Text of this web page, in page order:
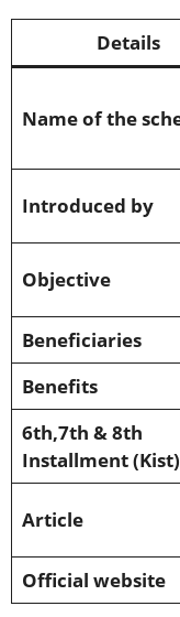
Details
Name of the
Introduced by
Objective
Beneficiaries
Benefits
6th,7th & 8th
Installment (Kist)
Article
Official website